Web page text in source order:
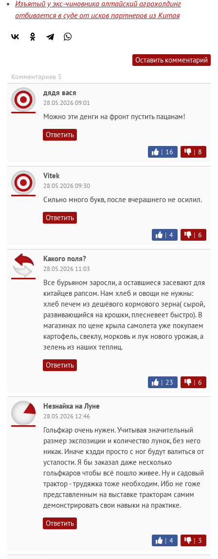
Изъятый у экс-чиновника алтайский агрохолдинг
отбивается в суде от исков партнеров из Китая
Оставить комментарий
Комментариев 5
дядя вася
28.05.2026 09:01
Можно эти денги на фронт пустить пацанам!
Ответить
| 16 | 8
Vitek
28.05.2026 09:30
Сильно много букв, после вчерашнего не осилил.
Ответить
| 4 | 6
Какого поля?
28.05.2026 11:03
Все бурьяном заросли, а оставшиеся засевают для
китайцев рапсом. Нам хлеб и овощи не нужны:
хлеб печем из дешёвого кормового зерна( сырой,
развивающийся на крошки, плесневеет быстро). В
магазинах по цене крыла самолета уже покупаем
картофель, свеклу, морковь и лук нового урожая, а
зелень из наших теплиц.
Ответить
| 23 | 6
Незнайка на Луне
28.05.2026 12:46
Гольфкар очень нужен. Учитывая значительный
размер экспозиции и количество лунок, без него
никак. Иначе кэдди просто с ног будут валиться от
усталости. Я бы заказал даже несколько
гольфкаров чтобы всё пошло живее. Ну и садовый
трактор - трудяжка тоже необходим. Ибо не гоже
представленным на выставке тракторам самим
демонстрировать свои навыки на практике.
Ответить
| 4 | 3